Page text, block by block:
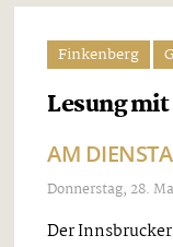
Finkenberg
Lesung
AM
Donnerstag, 28.
Der